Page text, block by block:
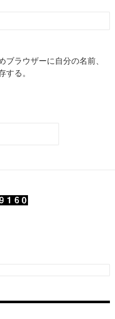
ラウザーに自分の名前、
する。